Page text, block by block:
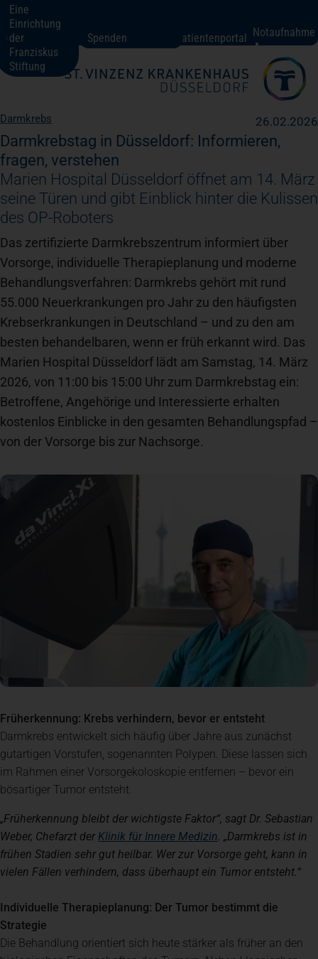
Eine
Einrichtung
der
Franziskus
Stiftung
Spenden Patientenportal Notaufnahme
St. Vinzenz-Krankenhaus Düsseldorf
Patienten + Besucher
Über uns
Karriere
Kontakt
Spenden+ Helfen
News
Spenden + Helfen
Veranstaltungen
Darmkrebs 26.02.2026
Darmkrebstag in Düsseldorf: Informieren,
fragen, verstehen
Marien Hospital Düsseldorf öffnet am 14. März
seine Türen und gibt Einblick hinter die Kulissen
des OP-Roboters
Das zertifizierte Darmkrebszentrum informiert über
Vorsorge, individuelle Therapieplanung und moderne
Behandlungsverfahren: Darmkrebs gehört mit rund
55.000 Neuerkrankungen pro Jahr zu den häufigsten
Krebserkrankungen in Deutschland – und zu den am
besten behandelbaren, wenn er früh erkannt wird. Das
Marien Hospital Düsseldorf lädt am Samstag, 14. März
2026, von 11:00 bis 15:00 Uhr zum Darmkrebstag ein:
Betroffene, Angehörige und Interessierte erhalten
kostenlos Einblicke in den gesamten Behandlungspfad –
von der Vorsorge bis zur Nachsorge.
Früherkennung: Krebs verhindern, bevor er entsteht
Darmkrebs entwickelt sich häufig über Jahre aus zunächst
gutartigen Vorstufen, sogenannten Polypen. Diese lassen sich
im Rahmen einer Vorsorgekoloskopie entfernen – bevor ein
bösartiger Tumor entsteht.
„Früherkennung bleibt der wichtigste Faktor“, sagt Dr. Sebastian
Weber, Chefarzt der Klinik für Innere Medizin (öffnet in einem
. „Darmkrebs ist in
frühen Stadien sehr gut heilbar. Wer zur Vorsorge geht, kann in
vielen Fällen verhindern, dass überhaupt ein Tumor entsteht.“
Individuelle Therapieplanung: Der Tumor bestimmt die
Strategie
Die Behandlung orientiert sich heute stärker als früher an den